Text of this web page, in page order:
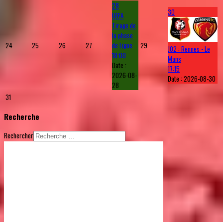
24 25 26 27
28
UEFA
Tirage de
la phase
de Ligue
18:00
Date :
2026-08-
28
29
30
J02 : Rennes - Le
Mans
17:15
Date :2026-08-30
31
Recherche
Rechercher